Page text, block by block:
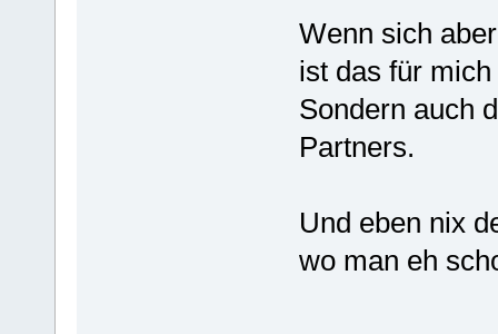
Wenn sich
ist das für
Sondern auch
Partners.
Und eben nix
wo man eh